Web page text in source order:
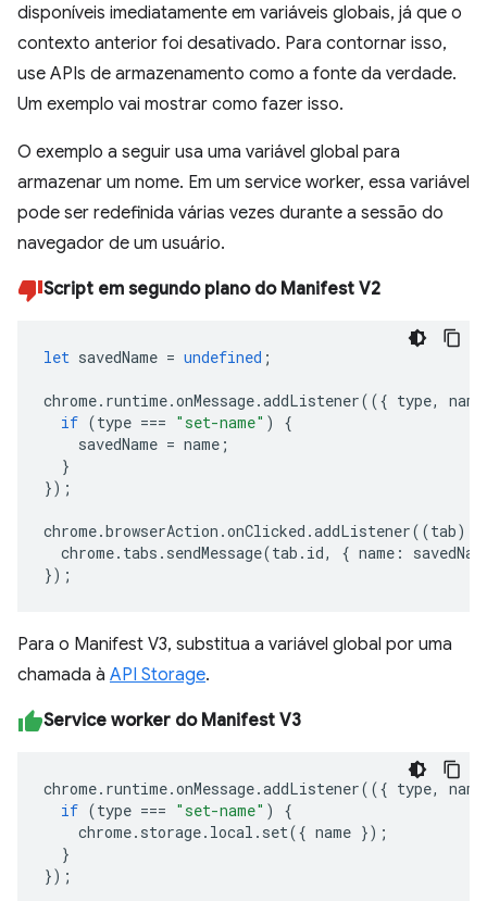
disponíveis imediatamente em variáveis globais, já que o
contexto anterior foi desativado. Para contornar isso,
use APIs de armazenamento como a fonte da verdade.
Um exemplo vai mostrar como fazer isso.
O exemplo a seguir usa uma variável global para
armazenar um nome. Em um service worker, essa variável
pode ser redefinida várias vezes durante a sessão do
navegador de um usuário.
Script em segundo plano do Manifest V2
let savedName = undefined ;
chrome. runtime.onMessage.addListener(({ type,
name
if (type === "set-name" )
{
savedName = name ;
}
});
chrome.browserAction .onClicked .addListener((tab)
chrome. tabs . sendMessage(tab . id, { name :
});
Para o Manifest V3, substitua a variável global por uma
chamada à API Storage.
Service worker do Manifest V3
chrome. runtime.onMessage.addListener(({ type,
name
if (type === "set-name" )
{
chrome. storage. local . set({ name });
}
});